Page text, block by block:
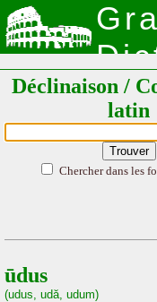
Déclinaison /
latin
Chercher dans les
ūdus
(udus, udă, udum)